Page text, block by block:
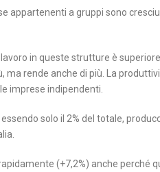
appartenenti a gruppi sono
in queste strutture è
ma rende anche di più. La
imprese indipendenti.
solo il 2% del totale,
(+7,2%) anche